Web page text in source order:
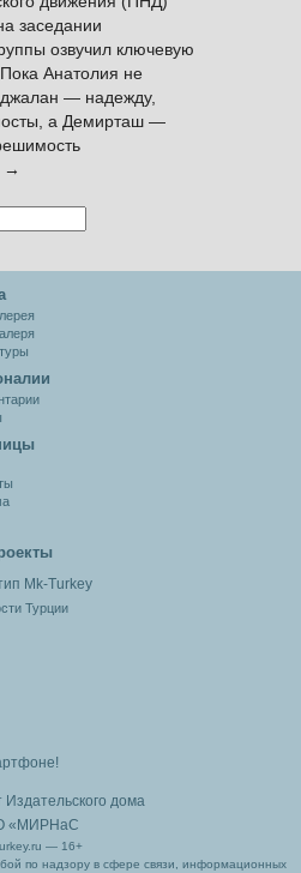
заседании
озвучил ключевую
Анатолия не
— надежду,
а Демирташ —
→
Турции
дома
«МИРНаС
— 16+
по надзору в сфере связи, информационных